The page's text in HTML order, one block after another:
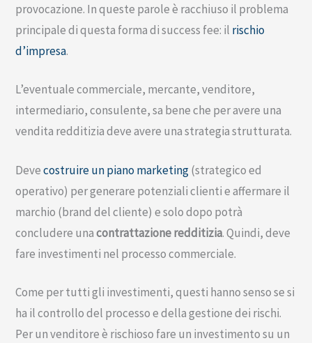
provocazione. In queste parole è racchiuso il problema
principale di questa forma di success fee: il rischio
d’impresa.
L’eventuale commerciale, mercante, venditore,
intermediario, consulente, sa bene che per avere una
vendita redditizia deve avere una strategia strutturata.
Devecostruire un piano marketing(strategico ed
operativo) per generare potenziali clienti e affermare il
marchio (brand del cliente) e solo dopo potrà
concludere unacontrattazione redditizia. Quindi, deve
fare investimenti nel processo commerciale.
Come per tutti gli investimenti, questi hanno senso se si
ha il controllo del processo e della gestione dei rischi.
Per un venditore è rischioso fare un investimento su un